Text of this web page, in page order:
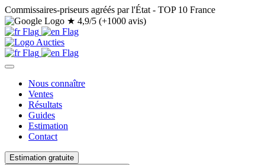
Commissaires-priseurs agréés par l'État - TOP 10 France
★ 4,9/5 (+1000 avis)
Nous connaître
Ventes
Résultats
Guides
Estimation
Contact
Estimation gratuite